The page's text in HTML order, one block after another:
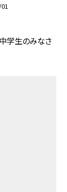
中学生のみなさ